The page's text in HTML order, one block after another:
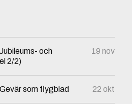
och
2/2)
19 nov
som flygblad 22 okt